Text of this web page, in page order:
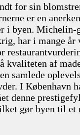
for sin
er en
i byen. Michelin-
har i mange år
kvaliteten af
samlede
I København
denne
gør byen til et